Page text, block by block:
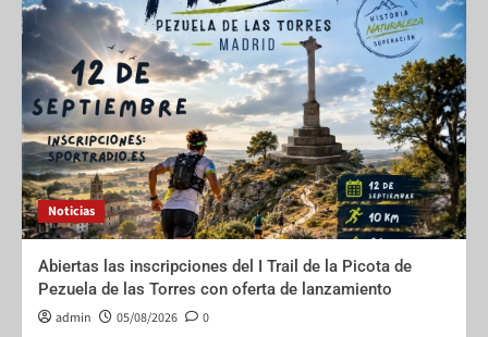
Noticias
Abiertas las inscripciones del I Trail de la Picota de
Pezuela de las Torres con oferta de lanzamiento
admin 05/08/2026 0